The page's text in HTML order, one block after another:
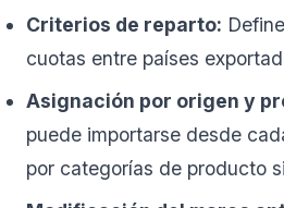
Criterios de reparto:
cuotas entre países
Asignación por origen y
puede importarse desde
por categorías de producto